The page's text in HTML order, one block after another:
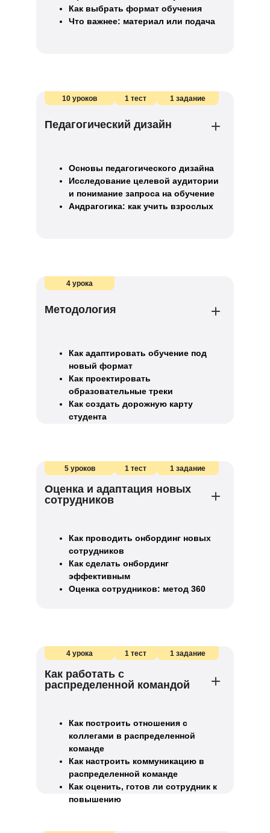
Как выбрать формат обучения
Что важнее: материал или подача
10 уроков 1 тест 1 задание
Педагогический дизайн
Основы педагогического дизайна
Исследование целевой аудитории
и понимание запроса на обучение
Андрагогика: как учить взрослых
4 урока
Методология
Как адаптировать обучение под
новый формат
Как проектировать
образовательные треки
Как создать дорожную карту
студента
5 уроков 1 тест 1 задание
Оценка и адаптация новых
сотрудников
Как проводить онбординг новых
сотрудников
Как сделать онбординг
эффективным
Оценка сотрудников: метод 360
4 урока 1 тест 1 задание
Как работать с
распределенной командой
Как построить отношения с
коллегами в распределенной
команде
Как настроить коммуникацию в
распределенной команде
Как оценить, готов ли сотрудник к
повышению